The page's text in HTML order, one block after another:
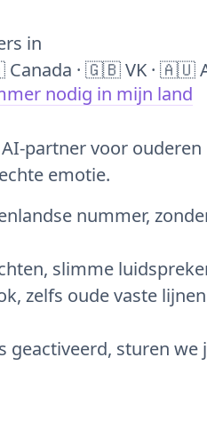
in
· 🇬🇧 VK · 🇦🇺
nodig in mijn land
partner voor
emotie.
nummer,
slimme
zelfs oude vaste
geactiveerd, sturen we